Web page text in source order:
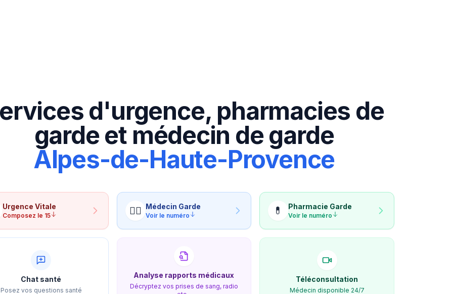
d'urgence, pharmacies de
garde et médecin de garde
Alpes-de-Haute-Provence
Urgence Vitale
Composez le 15 👨‍⚕️ Médecin Garde
Voir le numéro 💊 Pharmacie Garde
Voir le numéro
Chat santé
Posez vos questions santé
Analyse rapports médicaux
Décryptez vos prises de sang, radio
Téléconsultation
Médecin disponible 24/7